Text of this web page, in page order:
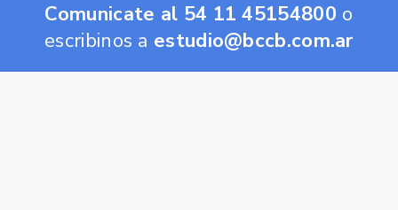
Comunicate al 54 11 45154800 o
escribinos a estudio@bccb.com.ar